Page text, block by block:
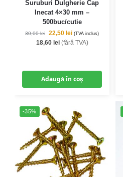
Suruburi Dulgherie Cap
Inecat 4×30 mm –
500buc/cutie
30,00lei 22,50 lei (TVA inclus)
18,60 lei(fără TVA)
Adaugă în coș
-35%